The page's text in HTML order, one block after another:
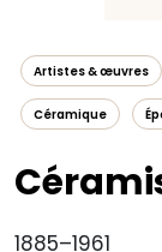
Artistes & œuvres
Céramique
1885–1961